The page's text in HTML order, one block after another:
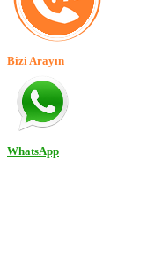
Bizi Arayın
WhatsApp